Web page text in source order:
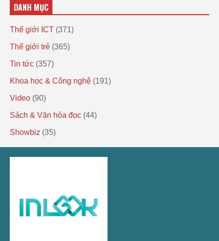
DANH MỤC
Thế giới ICT (371)
Thế giới trẻ (365)
Tin tức (357)
Khoa học & Công nghệ (191)
Video (90)
Sách & Văn hóa đọc (44)
Showbiz (35)